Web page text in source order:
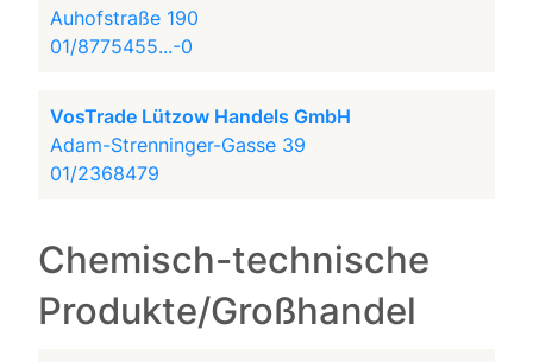
Auhofstraße 190
01/8775455...-0
VosTrade Lützow Handels GmbH
Adam-Strenninger-Gasse 39
01/2368479
Chemisch-technische
Produkte/Großhandel